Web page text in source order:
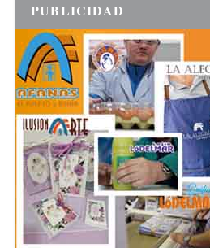
PUBLICIDAD